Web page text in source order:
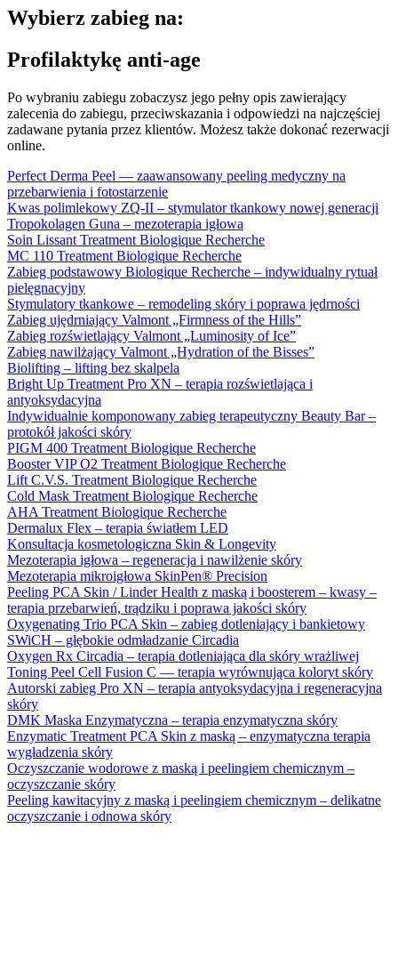
Wybierz zabieg na:
Profilaktykę anti-age
Po wybraniu zabiegu zobaczysz jego pełny opis zawierający
zalecenia do zabiegu, przeciwskazania i odpowiedzi na najczęściej
zadawane pytania przez klientów. Możesz także dokonać rezerwacji
online.
Perfect Derma Peel — zaawansowany peeling medyczny na
przebarwienia i fotostarzenie
Kwas polimlekowy ZQ-II – stymulator tkankowy nowej generacji
Tropokolagen Guna – mezoterapia igłowa
Soin Lissant Treatment Biologique Recherche
MC 110 Treatment Biologique Recherche
Zabieg podstawowy Biologique Recherche – indywidualny rytuał
pielęgnacyjny
Stymulatory tkankowe – remodeling skóry i poprawa jędrności
Zabieg ujędrniający Valmont „Firmness of the Hills”
Zabieg rozświetlający Valmont „Luminosity of Ice”
Zabieg nawilżający Valmont „Hydration of the Bisses”
Biolifting – lifting bez skalpela
Bright Up Treatment Pro XN – terapia rozświetlająca i
antyoksydacyjna
Indywidualnie komponowany zabieg terapeutyczny Beauty Bar –
protokół jakości skóry
PIGM 400 Treatment Biologique Recherche
Booster VIP O2 Treatment Biologique Recherche
Lift C.V.S. Treatment Biologique Recherche
Cold Mask Treatment Biologique Recherche
AHA Treatment Biologique Recherche
Dermalux Flex – terapia światłem LED
Konsultacja kosmetologiczna Skin & Longevity
Mezoterapia igłowa – regeneracja i nawilżenie skóry
Mezoterapia mikroigłowa SkinPen® Precision
Peeling PCA Skin / Linder Health z maską i boosterem – kwasy –
terapia przebarwień, trądziku i poprawa jakości skóry
Oxygenating Trio PCA Skin – zabieg dotleniający i bankietowy
SWiCH – głębokie odmładzanie Circadia
Oxygen Rx Circadia – terapia dotleniająca dla skóry wrażliwej
Toning Peel Cell Fusion C — terapia wyrównująca koloryt skóry
Autorski zabieg Pro XN – terapia antyoksydacyjna i regeneracyjna
skóry
DMK Maska Enzymatyczna – terapia enzymatyczna skóry
Enzymatic Treatment PCA Skin z maską – enzymatyczna terapia
wygładzenia skóry
Oczyszczanie wodorowe z maską i peelingiem chemicznym –
oczyszczanie skóry
Peeling kawitacyjny z maską i peelingiem chemicznym – delikatne
oczyszczanie i odnowa skóry